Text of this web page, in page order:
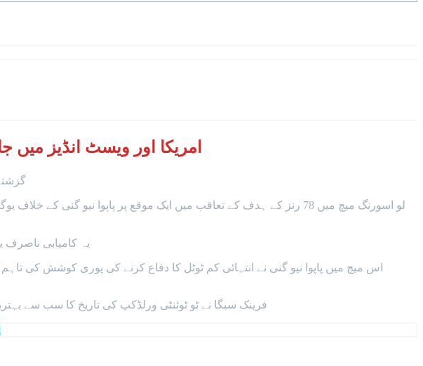
امریکا اور ویسٹ انڈیز میں جاری ٹی ٹوئنٹی
گزشتہ روز
یہ کامیابی ناصرف یوگنڈا کی جانب
فرینک سبگا نے ٹو ٹوئنٹی ورلڈکپ کی تاریخ کا سب سے بہترین اسپیل کرایا، انہوں نے اپنے 4 اوورز کے کوٹے میں